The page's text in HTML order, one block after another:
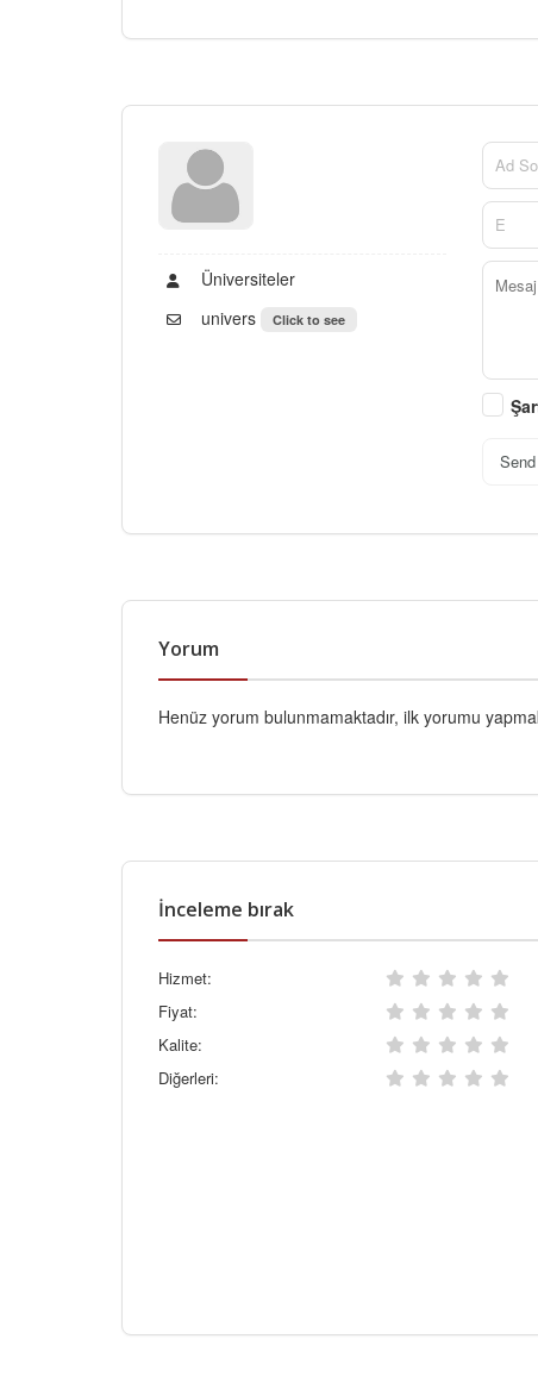
Üniversiteler
univers
Click to see
Yorum
Henüz yorum bulunmamaktadır, ilk yorumu
İnceleme bırak
Hizmet:
Fiyat:
Kalite:
Diğerleri: